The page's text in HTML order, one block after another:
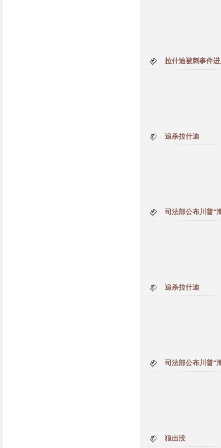
拉什迪被刺事件
追杀拉什迪
司法部公布川普“
追杀拉什迪
司法部公布川普“
狼出没